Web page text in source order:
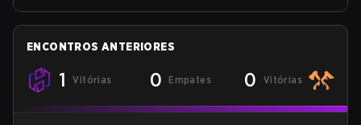
ENCONTROS ANTERIORES
1 Vitórias 0 Empates 0 Vitórias